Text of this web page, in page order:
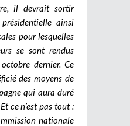
il devrait sortir
ainsi
pour lesquelles
se sont rendus
dernier. Ce
des moyens de
qui aura duré
ce n’est pas tout :
nationale